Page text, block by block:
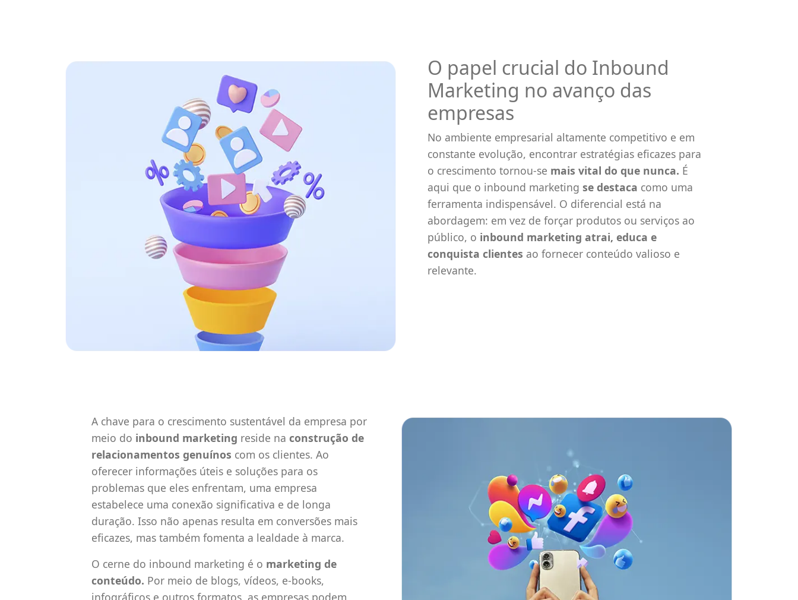
O papel crucial do Inbound
Marketing no avanço das
empresas
No ambiente empresarial altamente competitivo e em
constante evolução, encontrar estratégias eficazes para
o crescimento tornou-se mais vital do que nunca. É
aqui que o inbound marketing se destaca como uma
ferramenta indispensável. O diferencial está na
abordagem: em vez de forçar produtos ou serviços ao
público, o inbound marketing atrai, educa e
conquista clientes ao fornecer conteúdo valioso e
relevante.
A chave para o crescimento sustentável da empresa por
meio do inbound marketing reside na construção de
relacionamentos genuínos com os clientes. Ao
oferecer informações úteis e soluções para os
problemas que eles enfrentam, uma empresa
estabelece uma conexão significativa e de longa
duração. Isso não apenas resulta em conversões mais
eficazes, mas também fomenta a lealdade à marca.
O cerne do inbound marketing é o marketing de
conteúdo. Por meio de blogs, vídeos, e-books,
infográficos e outros formatos, as empresas podem